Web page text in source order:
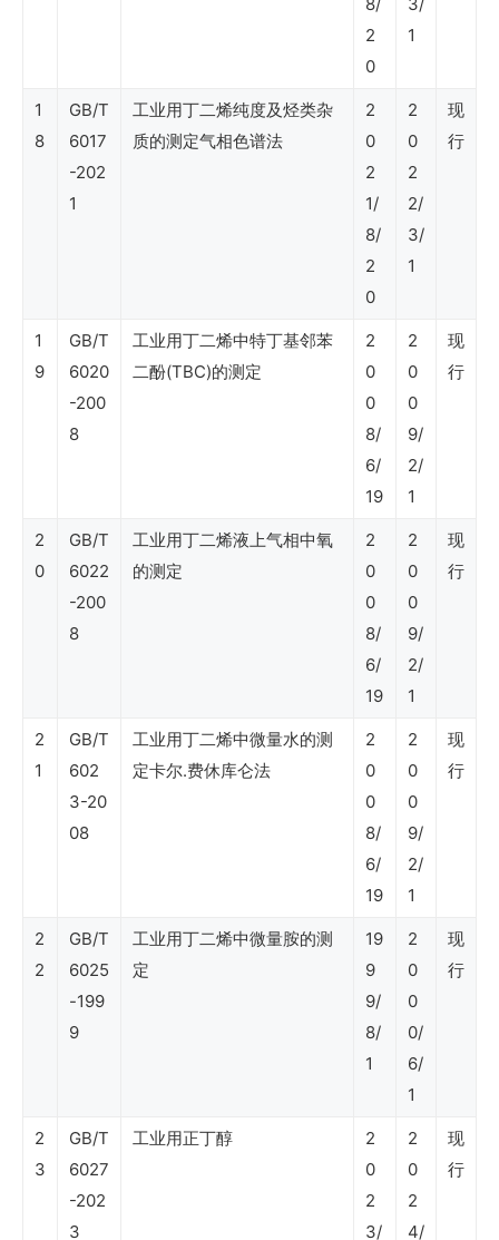
（石
料）
2
0
1
1
8
GB/T
6017
-202
1
工业用丁二烯纯度及烃类杂
质的测定气相色谱法
2
0
2
1/
8/
2
0
2
0
2
2/
3/
1
现
行
1
9
GB/T
6020
-200
8
工业用丁二烯中特丁基邻苯
二酚(TBC)的测定
2
0
0
8/
6/
19
2
0
0
9/
2/
1
现
行
2
0
GB/T
6022
-200
8
工业用丁二烯液上气相中氧
的测定
2
0
0
8/
6/
19
2
0
0
9/
2/
1
现
行
2
1
GB/T
602
3-20
08
工业用丁二烯中微量水的测
定卡尔.费休库仑法
2
0
0
8/
6/
19
2
0
0
9/
2/
1
现
行
2
2
GB/T
6025
-199
9
工业用丁二烯中微量胺的测
定
19
9
9/
8/
1
2
0
0
0/
6/
1
现
行
2
3
GB/T
6027
-202
3
工业用正丁醇
2
0
2
3/
2
0
2
4/
现
行